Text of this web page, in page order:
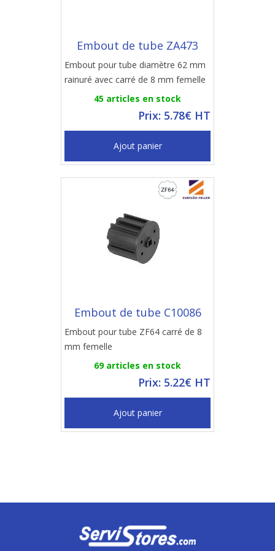
Embout de tube ZA473
Embout pour tube diamètre 62 mm
rainuré avec carré de 8 mm femelle
45 articles en stock
Prix: 5.78€ HT
Ajout panier
Embout de tube C10086
Embout pour tube ZF64 carré de 8
mm femelle
69 articles en stock
Prix: 5.22€ HT
Ajout panier